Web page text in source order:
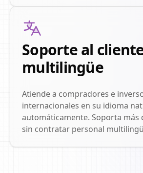
Soporte al
multilingüe
Atiende a compradores e
internacionales en su idioma
automáticamente. Soporta más
sin contratar personal